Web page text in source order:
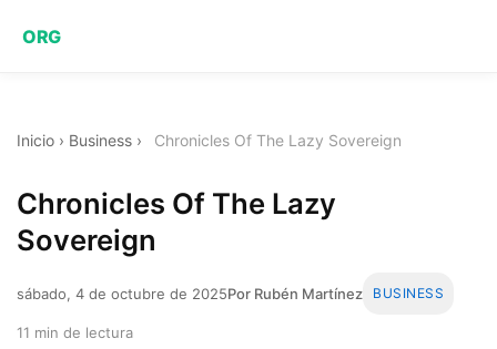
ORG
Inicio › Business › Chronicles Of The Lazy Sovereign
Chronicles Of The Lazy
Sovereign
sábado, 4 de octubre de 2025Por Rubén Martínez BUSINESS
11 min de lectura